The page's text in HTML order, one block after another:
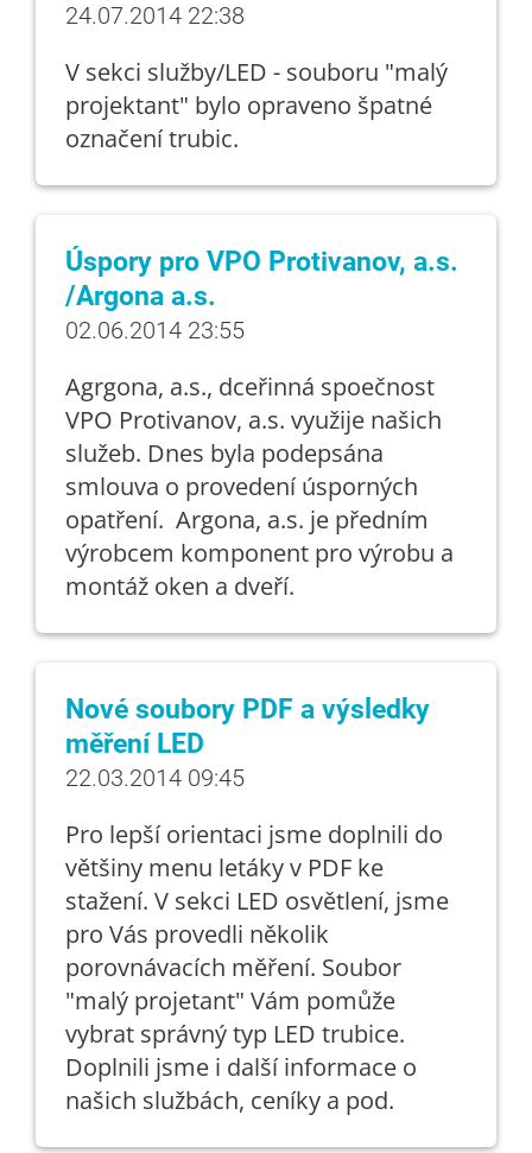
24.07.2014 22:38
V sekci služby/LED - souboru "malý
projektant" bylo opraveno špatné
označení trubic.
Úspory pro VPO Protivanov, a.s.
/Argona a.s.
02.06.2014 23:55
Agrgona, a.s., dceřinná spoečnost
VPO Protivanov, a.s. využije našich
služeb. Dnes byla podepsána
smlouva o provedení úsporných
opatření. Argona, a.s. je předním
výrobcem komponent pro výrobu a
montáž oken a dveří.
Nové soubory PDF a výsledky
měření LED
22.03.2014 09:45
Pro lepší orientaci jsme doplnili do
většiny menu letáky v PDF ke
stažení. V sekci LED osvětlení, jsme
pro Vás provedli několik
porovnávacích měření. Soubor
"malý projetant" Vám pomůže
vybrat správný typ LED trubice.
Doplnili jsme i další informace o
našich službách, ceníky a pod.